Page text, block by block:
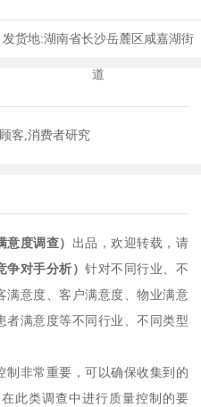
发货地:湖南省长沙岳麓区咸嘉湖街
道
客,消费者研究
意度调查） 出品，欢迎转载，请
争对手分析 ）针对不同行业、不
满意度、客户满意度、物业满意
者满意度等不同行业、不同类型
制非常重要，可以确保收集到的
此类调查中进行质量控制的要